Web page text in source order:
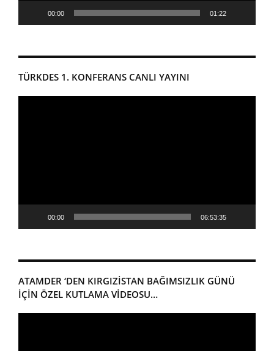
00:00 01:22
TÜRKDES 1. KONFERANS CANLI YAYINI
00:00 06:53:35
ATAMDER ‘DEN KIRGIZISTAN BAĞIMSIZLIK GÜNÜ
IÇIN ÖZEL KUTLAMA VIDEOSU…